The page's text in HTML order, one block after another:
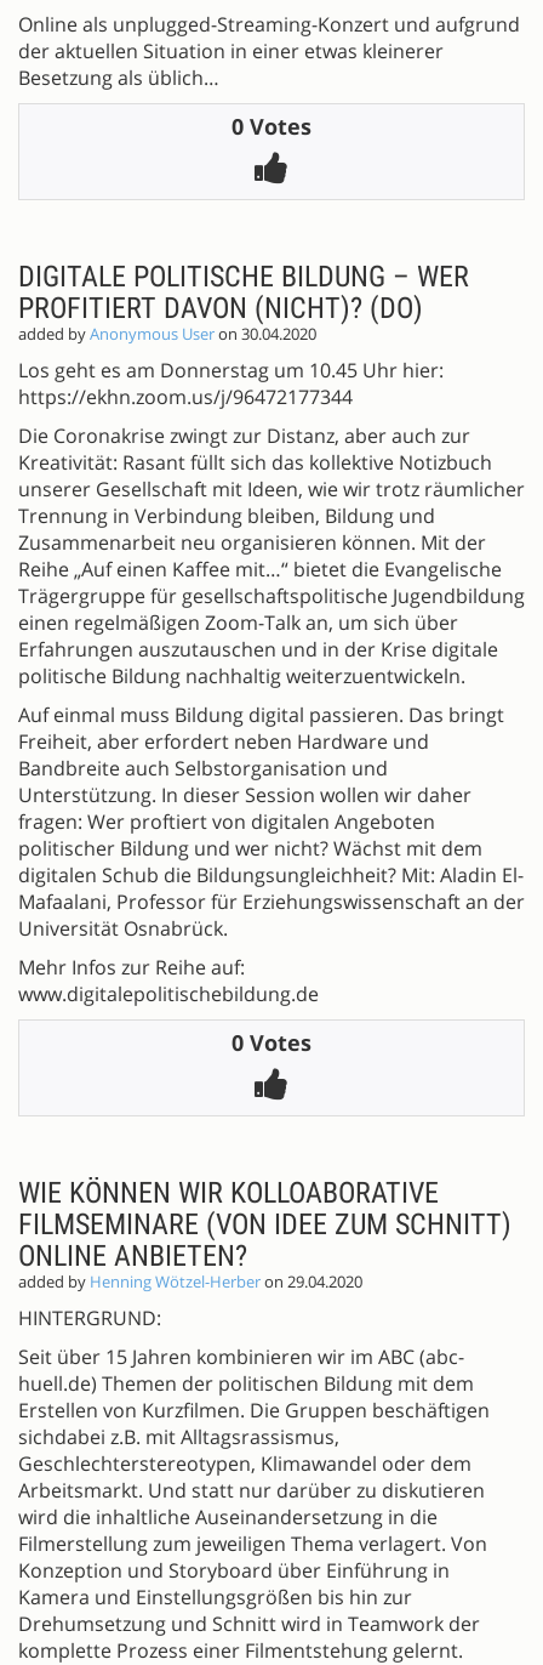
Online als unplugged-Streaming-Konzert und aufgrund
der aktuellen Situation in einer etwas kleinerer
Besetzung als üblich…
0 Votes
DIGITALE POLITISCHE BILDUNG – WER
PROFITIERT DAVON (NICHT)? (DO)
added byAnonymous Useron 30.04.2020
Los geht es am Donnerstag um 10.45 Uhr hier:
https://ekhn.zoom.us/j/96472177344
Die Coronakrise zwingt zur Distanz, aber auch zur
Kreativität: Rasant füllt sich das kollektive Notizbuch
unserer Gesellschaft mit Ideen, wie wir trotz räumlicher
Trennung in Verbindung bleiben, Bildung und
Zusammenarbeit neu organisieren können. Mit der
Reihe „Auf einen Kaffee mit…“ bietet die Evangelische
Trägergruppe für gesellschaftspolitische Jugendbildung
einen regelmäßigen Zoom-Talk an, um sich über
Erfahrungen auszutauschen und in der Krise digitale
politische Bildung nachhaltig weiterzuentwickeln.
Auf einmal muss Bildung digital passieren. Das bringt
Freiheit, aber erfordert neben Hardware und
Bandbreite auch Selbstorganisation und
Unterstützung. In dieser Session wollen wir daher
fragen: Wer proftiert von digitalen Angeboten
politischer Bildung und wer nicht? Wächst mit dem
digitalen Schub die Bildungsungleichheit? Mit: Aladin El-
Mafaalani, Professor für Erziehungswissenschaft an der
Universität Osnabrück.
Mehr Infos zur Reihe auf:
www.digitalepolitischebildung.de
0 Votes
WIE KÖNNEN WIR KOLLOABORATIVE
FILMSEMINARE (VON IDEE ZUM SCHNITT)
ONLINE ANBIETEN?
added by Henning Wötzel-Herberon 29.04.2020
HINTERGRUND:
Seit über 15 Jahren kombinieren wir im ABC (abc-
huell.de) Themen der politischen Bildung mit dem
Erstellen von Kurzfilmen. Die Gruppen beschäftigen
sichdabei z.B. mit Alltagsrassismus,
Geschlechterstereotypen, Klimawandel oder dem
Arbeitsmarkt. Und statt nur darüber zu diskutieren
wird die inhaltliche Auseinandersetzung in die
Filmerstellung zum jeweiligen Thema verlagert. Von
Konzeption und Storyboard über Einführung in
Kamera und Einstellungsgrößen bis hin zur
Drehumsetzung und Schnitt wird in Teamwork der
komplette Prozess einer Filmentstehung gelernt.